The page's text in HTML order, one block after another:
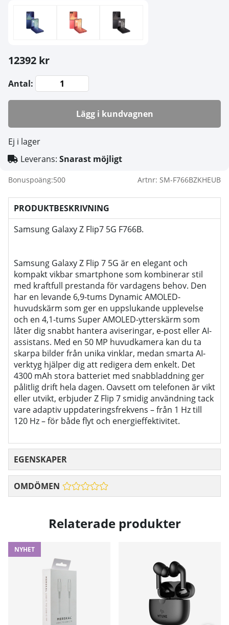
12392 kr
Antal:
Lägg i kundvagnen
Ej i lager
Leverans: Snarast möjligt
Bonuspoäng:500 Artnr: SM-F766BZKHEUB
PRODUKTBESKRIVNING
Samsung Galaxy Z Flip7 5G F766B.
Samsung Galaxy Z Flip 7 5G är en elegant och
kompakt vikbar smartphone som kombinerar stil
med kraftfull prestanda för vardagens behov. Den
har en levande 6,9-tums Dynamic AMOLED-
huvudskärm som ger en uppslukande upplevelse
och en 4,1-tums Super AMOLED-ytterskärm som
låter dig snabbt hantera aviseringar, e-post eller AI-
assistans. Med en 50 MP huvudkamera kan du ta
skarpa bilder från unika vinklar, medan smarta AI-
verktyg hjälper dig att redigera dem enkelt. Det
4300 mAh stora batteriet med snabbladdning ger
pålitlig drift hela dagen. Oavsett om telefonen är vikt
eller utvikt, erbjuder Z Flip 7 smidig användning tack
vare adaptiv uppdateringsfrekvens – från 1 Hz till
120 Hz – för både flyt och energieffektivitet.
EGENSKAPER
OMDÖMEN
Relaterade produkter
NYHET